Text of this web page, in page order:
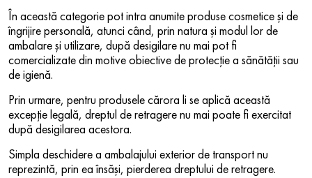
În această categorie pot intra anumite produse cosmetice și de
îngrijire personală, atunci când, prin natura și modul lor de
ambalare și utilizare, după desigilare nu mai pot fi
comercializate din motive obiective de protecție a sănătății sau
de igienă.
Prin urmare, pentru produsele cărora li se aplică această
excepție legală, dreptul de retragere nu mai poate fi exercitat
după desigilarea acestora.
Simpla deschidere a ambalajului exterior de transport nu
reprezintă, prin ea însăși, pierderea dreptului de retragere.